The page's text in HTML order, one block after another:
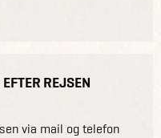
REJSEN
via mail og telefon